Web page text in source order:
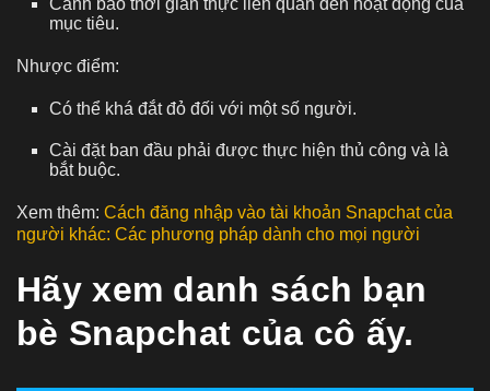
mục tiêu.
Nhược điểm:
Có thể khá đắt đỏ đối với một số người.
Cài đặt ban đầu phải được thực hiện thủ công và là
bắt buộc.
Xem thêm: Cách đăng nhập vào tài khoản Snapchat của
người khác: Các phương pháp dành cho mọi người
Hãy xem danh sách bạn
bè Snapchat của cô ấy.